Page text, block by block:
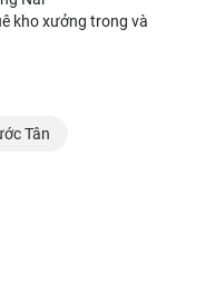
kho xưởng trong và
Tân